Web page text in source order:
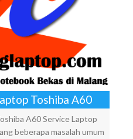
Toshiba A60
A60 Service Laptop
beberapa masalah umum